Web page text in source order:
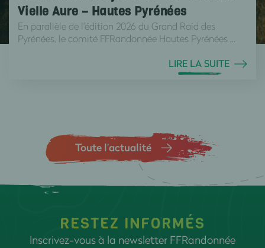
Vielle Aure – Hautes Pyrénées
En parallèle de l'édition 2026 du Grand Raid des
Pyrénées, le comité FFRandonnée Hautes Pyrénées ...
LIRE LA SUITE
Toute l’actualité
RESTEZ INFORMÉS
Inscrivez-vous à la newsletter FFRandonnée